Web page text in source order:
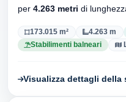
per 4.263 metri di
173.015 m² 4.263 m
Stabilimenti balneari
Visualizza dettagli della